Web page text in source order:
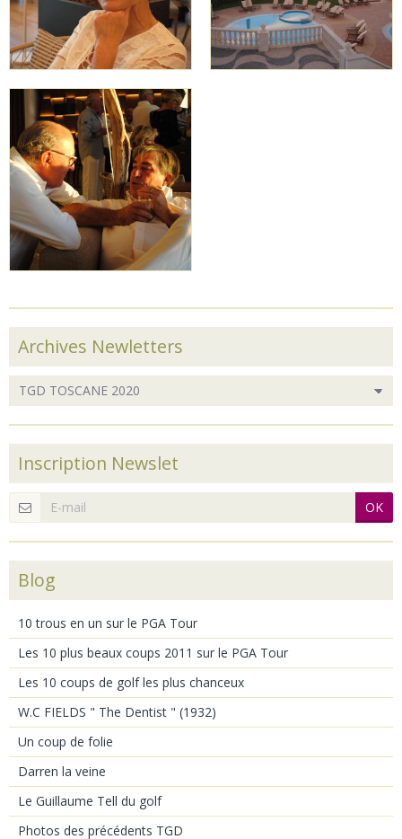
Archives Newletters
Inscription Newslet
OK
Blog
10 trous en un sur le PGA Tour
Les 10 plus beaux coups 2011 sur le PGA Tour
Les 10 coups de golf les plus chanceux
W.C FIELDS " The Dentist " (1932)
Un coup de folie
Darren la veine
Le Guillaume Tell du golf
Photos des précédents TGD